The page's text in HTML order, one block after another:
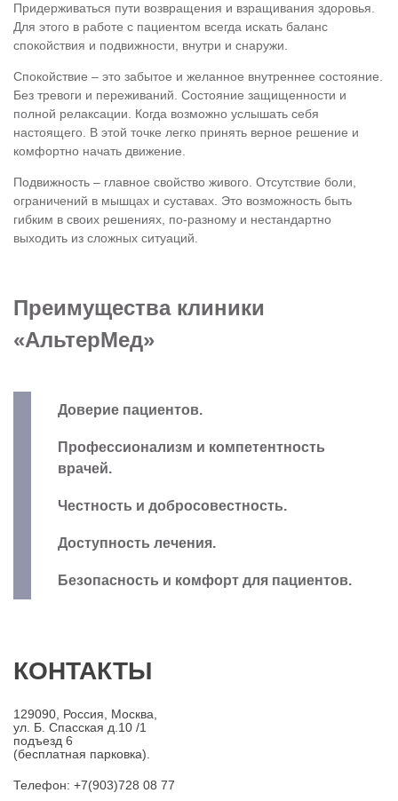
Придерживаться пути возвращения и взращивания здоровья.
Для этого в работе с пациентом всегда искать баланс
спокойствия и подвижности, внутри и снаружи.
Спокойствие – это забытое и желанное внутреннее состояние.
Без тревоги и переживаний. Состояние защищенности и
полной релаксации. Когда возможно услышать себя
настоящего. В этой точке легко принять верное решение и
комфортно начать движение.
Подвижность – главное свойство живого. Отсутствие боли,
ограничений в мышцах и суставах. Это возможность быть
гибким в своих решениях, по-разному и нестандартно
выходить из сложных ситуаций.
Преимущества клиники
«АльтерМед»
Доверие пациентов.
Профессионализм и компетентность
врачей.
Честность и добросовестность.
Доступность лечения.
Безопасность и комфорт для пациентов.
КОНТАКТЫ
129090, Россия, Москва,
ул. Б. Спасская д.10 /1
подъезд 6
(бесплатная парковка).
Телефон: +7(903)728 08 77